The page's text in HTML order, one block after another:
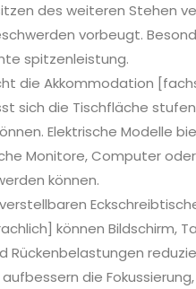
des weiteren Stehen
vorbeugt.
spitzenleistung.
die Akkommodation
sich die Tischfläche
Elektrische Modelle
Monitore, Computer
können.
können Bildschirm,
die